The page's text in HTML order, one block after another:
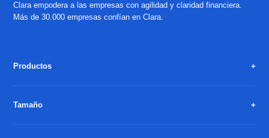
Clara empodera a las empresas con agilidad y claridad financiera.
Más de 30.000 empresas confían en Clara.
Productos
Tamaño